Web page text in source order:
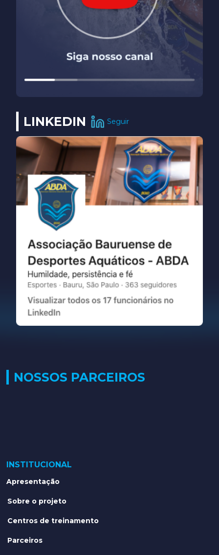
LINKEDIN Seguir
NOSSOS PARCEIROS
INSTITUCIONAL
Apresentação
Sobre o projeto
Centros de treinamento
Parceiros